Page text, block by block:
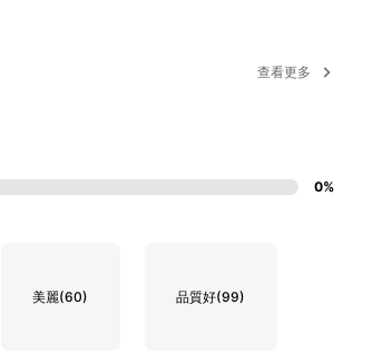
查看更多
0%
美麗(60) 品質好(99)